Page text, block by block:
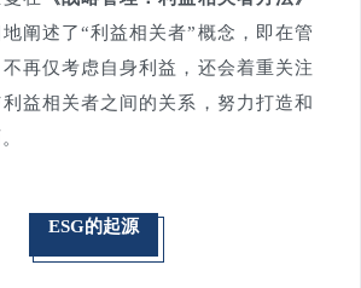
阐述了“利益相关者”概念，即在管
再仅考虑自身利益，还会着重关注
益相关者之间的关系，努力打造和
ESG的起源